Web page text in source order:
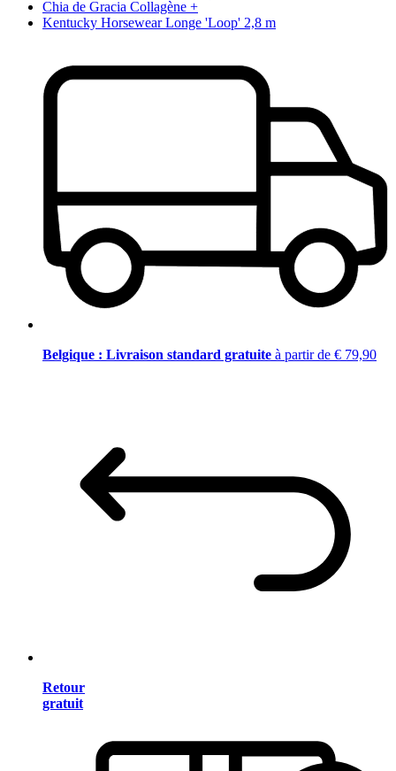
Chia de Gracia Collagène +
Kentucky Horsewear Longe 'Loop' 2,8 m
Belgique : Livraison standard gratuite à partir de € 79,90
Retour
gratuit